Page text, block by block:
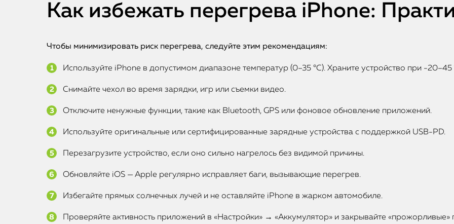
Как избежать перегрева iPhone:
Чтобы минимизировать риск перегрева, следуйте этим рекомендациям:
Используйте iPhone в допустимом диапазоне температур (0–35 °C). Храните устройство при -20–45
Снимайте чехол во время зарядки, игр или съемки видео.
Отключите ненужные функции, такие как Bluetooth, GPS или фоновое обновление приложений.
Используйте оригинальные или сертифицированные зарядные устройства с поддержкой USB-PD.
Перезагрузите устройство, если оно сильно нагрелось без видимой причины.
Обновляйте iOS — Apple регулярно исправляет баги, вызывающие перегрев.
Избегайте прямых солнечных лучей и не оставляйте iPhone в жарком автомобиле.
Проверяйте активность приложений в «Настройки» → «Аккумулятор» и закрывайте «прожорливые»